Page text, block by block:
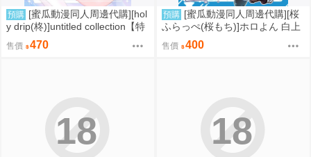
預購 [蜜瓜動漫同人周邊代購][hol
y drip(柊)]untitled collection【特
典付】(同人誌)
售價 470
預購 [蜜瓜動漫同人周邊代購][桜
ふらっぺ(桜もち)]ホロよん 白上
フブキ編8(Hololive)(同人誌)
售價 400
18 18